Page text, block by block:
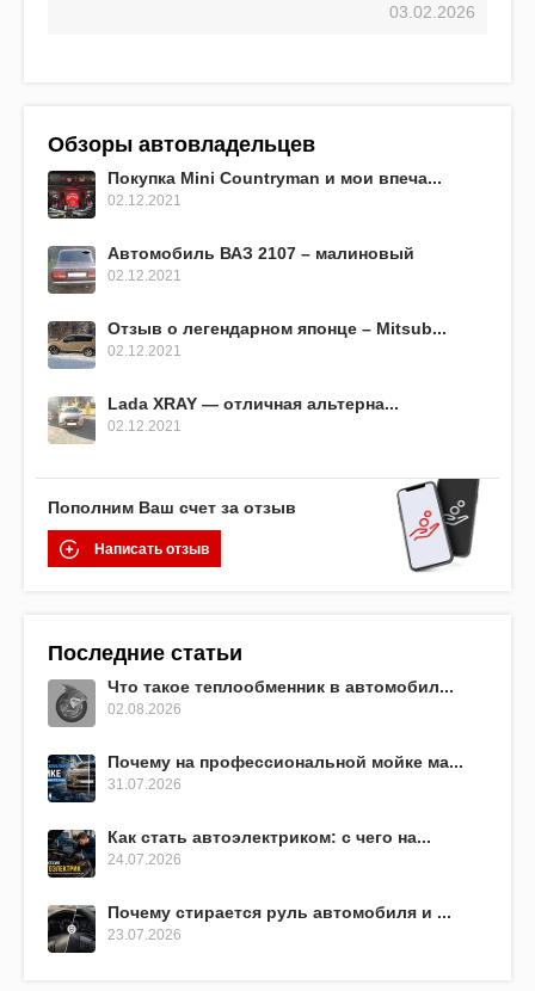
03.02.2026
Обзоры автовладельцев
Покупка Mini Countryman и мои впеча...
02.12.2021
Автомобиль ВАЗ 2107 – малиновый
02.12.2021
Отзыв о легендарном японце – Mitsub...
02.12.2021
Lada XRAY — отличная альтерна...
02.12.2021
Пополним Ваш счет за отзыв
Написать отзыв
Последние статьи
Что такое теплообменник в автомобил...
02.08.2026
Почему на профессиональной мойке ма...
31.07.2026
Как стать автоэлектриком: с чего на...
24.07.2026
Почему стирается руль автомобиля и ...
23.07.2026